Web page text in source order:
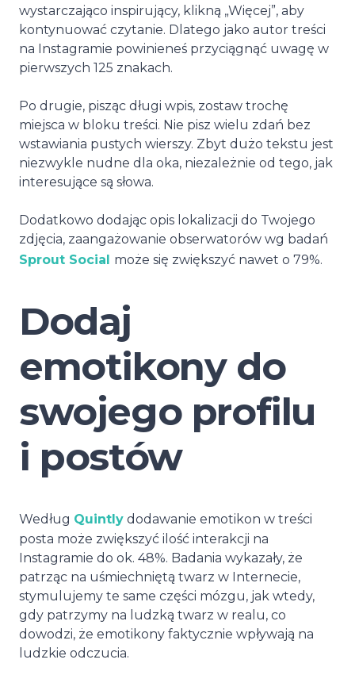
wystarczająco inspirujący, klikną „Więcej”, aby
kontynuować czytanie. Dlatego jako autor treści
na Instagramie powinieneś przyciągnąć uwagę w
pierwszych 125 znakach.
Po drugie, pisząc długi wpis, zostaw trochę
miejsca w bloku treści. Nie pisz wielu zdań bez
wstawiania pustych wierszy. Zbyt dużo tekstu jest
niezwykle nudne dla oka, niezależnie od tego, jak
interesujące są słowa.
Dodatkowo dodając opis lokalizacji do Twojego
zdjęcia, zaangażowanie obserwatorów wg badań
Sprout Social może się zwiększyć nawet o 79%.
Dodaj
emotikony do
swojego profilu
i postów
Według Quintly dodawanie emotikon w treści
posta może zwiększyć ilość interakcji na
Instagramie do ok. 48%. Badania wykazały, że
patrząc na uśmiechniętą twarz w Internecie,
stymulujemy te same części mózgu, jak wtedy,
gdy patrzymy na ludzką twarz w realu, co
dowodzi, że emotikony faktycznie wpływają na
ludzkie odczucia.